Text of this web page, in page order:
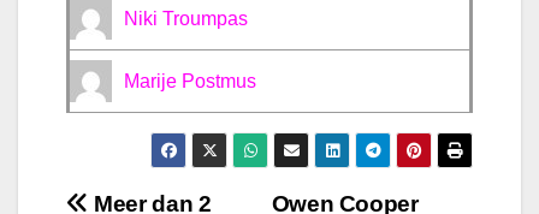
Niki Troumpas
Marije Postmus
Owen Cooper
Meer dan 2